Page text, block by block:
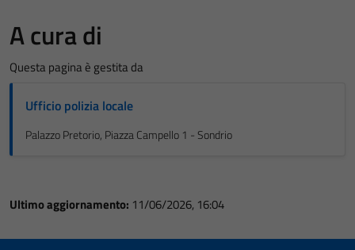
A cura di
Questa pagina è gestita da
Ufficio polizia locale
Palazzo Pretorio, Piazza Campello 1 - Sondrio
Ultimo aggiornamento: 11/06/2026, 16:04